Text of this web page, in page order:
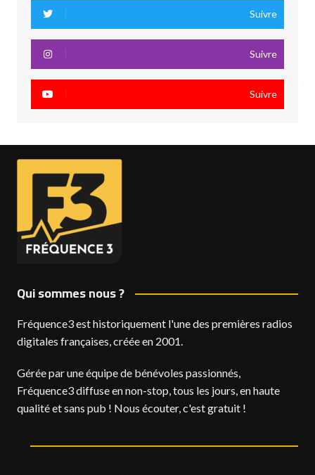
Suivre
Suivre
Suivre
Qui sommes nous ?
Fréquence3 est historiquement l'une des premières radios
digitales françaises, créée en 2001.
Gérée par une équipe de bénévoles passionnés,
Fréquence3 diffuse en non-stop, tous les jours, en haute
qualité et sans pub ! Nous écouter, c'est gratuit !